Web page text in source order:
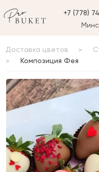
+7 (778)
Доставка цветов
Композиция Фея